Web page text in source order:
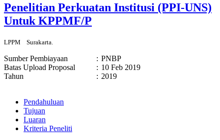
Penelitian Perkuatan Institusi (PPI-UNS)
Untuk KPPMF/P
LPPM Surakarta.
Sumber Pembiayaan : PNBP
Batas Upload Proposal
: 10 Feb 2019
Tahun
: 2019
Pendahuluan
Tujuan
Luaran
Kriteria Peneliti